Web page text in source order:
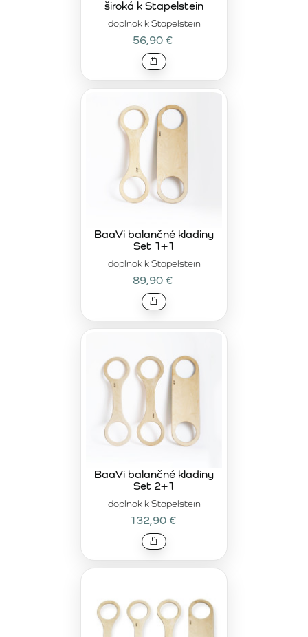
doplnok k Stapelstein
široká k Stapelstein
56,90 €
doplnok k Stapelstein
BaaVi balančné kladiny
Set 1+1
89,90 €
doplnok k Stapelstein
BaaVi balančné kladiny
Set 2+1
132,90 €